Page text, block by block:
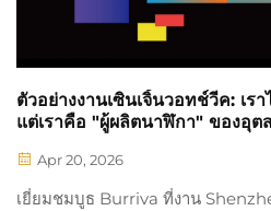
ตัวอย่างงานเซินเจิ้นวอทช์วีค: เร
แต่เราคือ "ผู้ผลิตนาฬิกา" ของอุต
Apr 20, 2026
เยี่ยมชมบูธ Burriva ที่งาน